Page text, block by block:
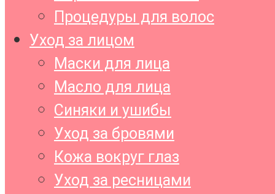
Процедуры для волос
Уход за лицом
Маски для лица
Масло для лица
Синяки и ушибы
Уход за бровями
Кожа вокруг глаз
Уход за ресницами